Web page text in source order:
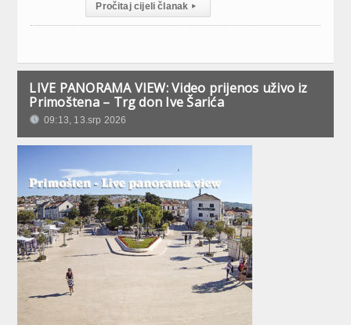
Pročitaj cijeli članak ▸
LIVE PANORAMA VIEW: Video prijenos uživo iz
Primoštena – Trg don Ive Šarića
09:13, 13.srp 2026